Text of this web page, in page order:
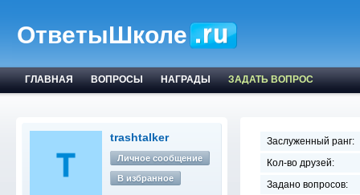
ОтветыШколе
ГЛАВНАЯ ВОПРОСЫ НАГРАДЫ ЗАДАТЬ ВОПРОС
trashtalker
Личное сообщение
В избранное
Заслуженный ранг:
Кол-во друзей:
Задано вопросов: